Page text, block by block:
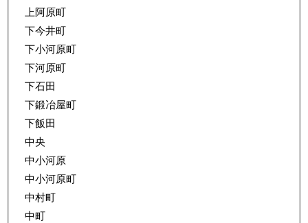
上阿原町
下今井町
下小河原町
下河原町
下石田
下鍛冶屋町
下飯田
中央
中小河原
中小河原町
中村町
中町